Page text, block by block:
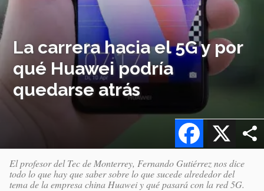
La carrera hacia el 5G y por
qué Huawei podría
quedarse atrás
X
Facebook
El profesor del Tec de Monterrey, Fernando Gutiérrez nos dice
todo lo que hay que saber sobre lo que sucede alrededor del
tema de la empresa china Huawei y qué pasará con la red 5G.